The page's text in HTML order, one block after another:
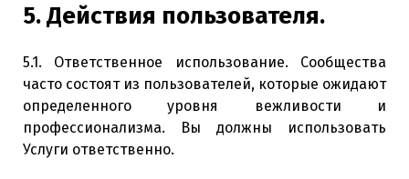
5. Действия пользователя.
5.1. Ответственное использование. Сообщества
часто состоят из пользователей, которые ожидают
определенного уровня вежливости и
профессионализма. Вы должны использовать
Услуги ответственно.